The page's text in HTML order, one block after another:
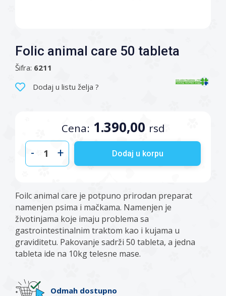
Folic animal care 50 tableta
Šifra: 6211
Dodaj u listu želja ?
Cena: 1.390,00 rsd
- + Dodaj u korpu
Foilc animal care je potpuno prirodan preparat
namenjen psima i mačkama. Namenjen je
životinjama koje imaju problema sa
gastrointestinalnim traktom kao i kujama u
graviditetu. Pakovanje sadrži 50 tableta, a jedna
tableta ide na 10kg telesne mase.
Odmah dostupno